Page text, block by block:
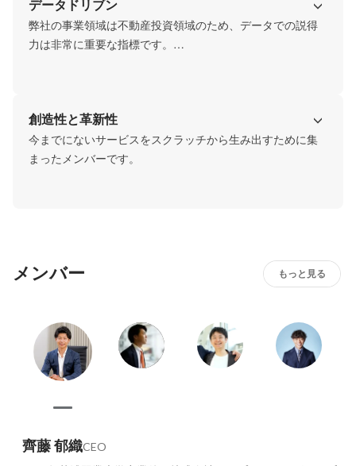
応援し、形にします！
データドリブン
弊社の事業領域は不動産投資領域のため、データでの説得
力は非常に重要な指標です。
欠だと考えています。
創造性と革新性
今までにないサービスをスクラッチから生み出すために集
まったメンバーです。
メンバー もっと見る
齊藤 郁織CEO